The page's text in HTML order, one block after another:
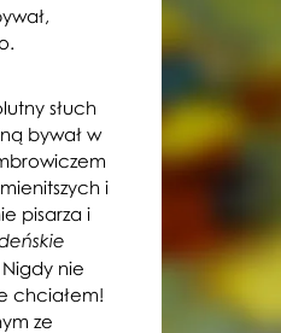
słuch
bywał w
i
pisarza i
igdy nie
chciałem!
ze